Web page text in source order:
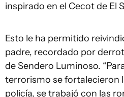
inspirado en el Cecot de El
Esto le ha permitido
padre, recordado por
de Sendero Luminoso.
terrorismo se fortalecieron
policía, se trabajó con las